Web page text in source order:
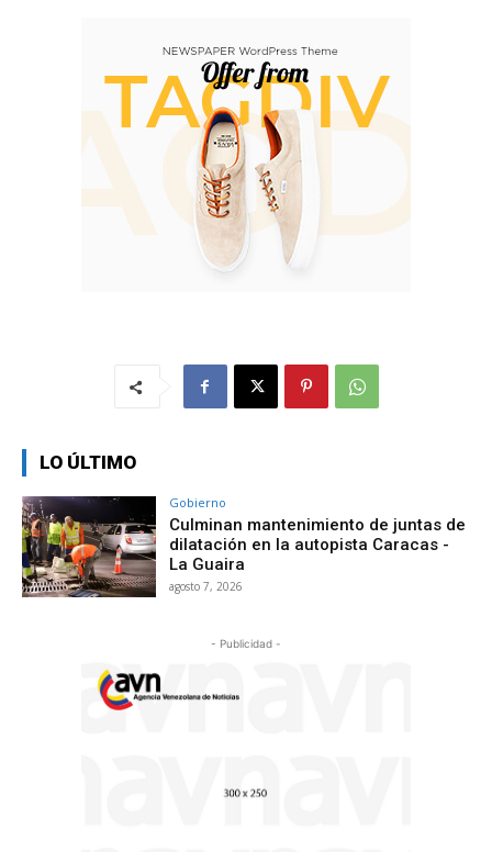
LO ÚLTIMO
Gobierno
Culminan mantenimiento de juntas de
dilatación en la autopista Caracas -
La Guaira
agosto 7, 2026
- Publicidad -